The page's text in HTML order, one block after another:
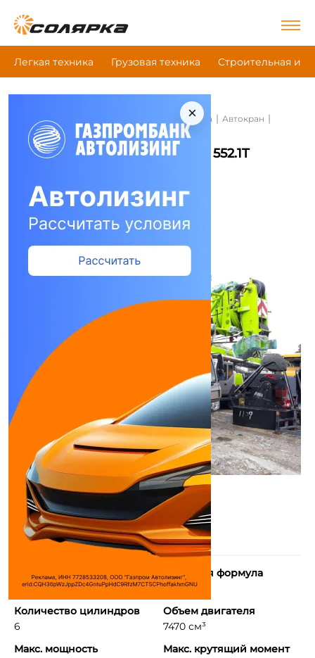
Легкая техника Грузовая техника Строительная и
×
Главная Строительная и дорожная техника | Автокран |
Zoomlion Qy25V 552.1T
Автокран Zoomlion Qy25V 552.1T
Экологический класс
Евро 5
Колесная формула
6x4
Количество цилиндров
6
Объем двигателя
7470 см³
Макс. мощность
Макс. крутящий момент